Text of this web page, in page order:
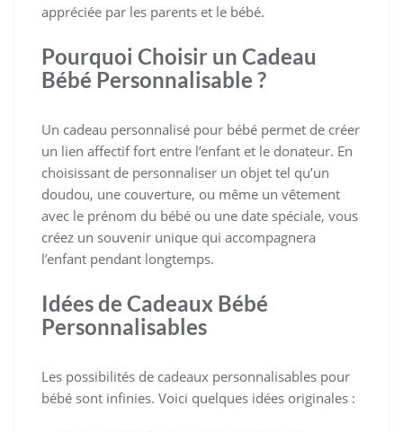
appréciée par les parents et le bébé.
Pourquoi Choisir un Cadeau
Bébé Personnalisable ?
Un cadeau personnalisé pour bébé permet de créer
un lien affectif fort entre l’enfant et le donateur. En
choisissant de personnaliser un objet tel qu’un
doudou, une couverture, ou même un vêtement
avec le prénom du bébé ou une date spéciale, vous
créez un souvenir unique qui accompagnera
l’enfant pendant longtemps.
Idées de Cadeaux Bébé
Personnalisables
Les possibilités de cadeaux personnalisables pour
bébé sont infinies. Voici quelques idées originales :